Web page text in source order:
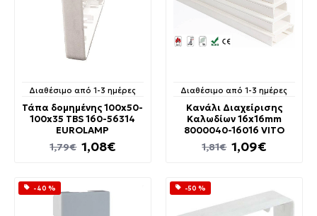
Διαθέσιμο από 1-3 ημέρες
Τάπα δομημένης 100x50-
100x35 TBS 160-56314
EUROLAMP
1,08€
1,79€
Διαθέσιμο από 1-3 ημέρες
Κανάλι Διαχείρισης
Καλωδίων 16x16mm
8000040-16016 VITO
1,09€
1,81€
-40 % -50 %